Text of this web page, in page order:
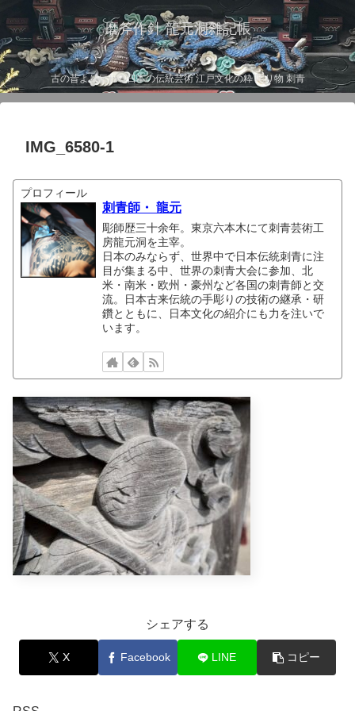
磨斧作針 龍元洞雑記帳
古の昔より伝わる日本の伝統芸術 江戸文化の粋 彫り物 刺青
IMG_6580-1
プロフィール
刺青師・ 龍元
彫師歴三十余年。東京六本木にて刺青芸術工
房龍元洞を主宰。
日本のみならず、世界中で日本伝統刺青に注
目が集まる中、世界の刺青大会に参加、北
米・南米・欧州・豪州など各国の刺青師と交
流。日本古来伝統の手彫りの技術の継承・研
鑽とともに、日本文化の紹介にも力を注いで
います。
シェアする
X Facebook LINE コピー